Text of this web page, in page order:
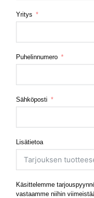
Yritys
Puhelinnumero
Sähköposti
Lisätietoa
Käsittelemme
vastaamme niihin